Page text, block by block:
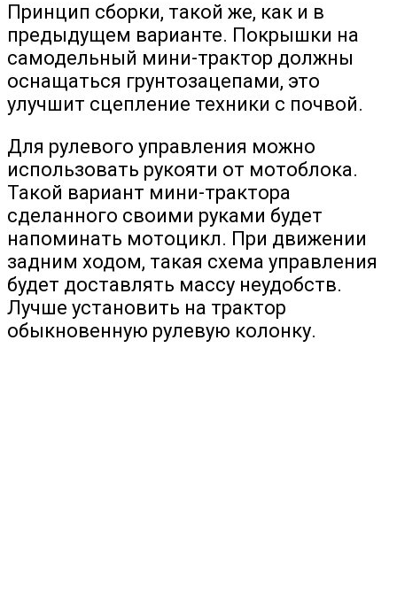
Принцип сборки, такой же, как и в
предыдущем варианте. Покрышки на
самодельный мини-трактор должны
оснащаться грунтозацепами, это
улучшит сцепление техники с почвой.
Для рулевого управления можно
использовать рукояти от мотоблока.
Такой вариант мини-трактора
сделанного своими руками будет
напоминать мотоцикл. При движении
задним ходом, такая схема управления
будет доставлять массу неудобств.
Лучше установить на трактор
обыкновенную рулевую колонку.